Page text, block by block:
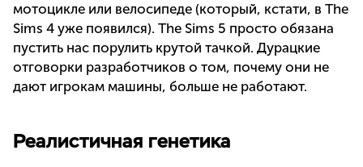
мотоцикле или велосипеде (который, кстати, в The
Sims 4 уже появился). The Sims 5 просто обязана
пустить нас порулить крутой тачкой. Дурацкие
отговорки разработчиков о том, почему они не
дают игрокам машины, больше не работают.
Реалистичная генетика